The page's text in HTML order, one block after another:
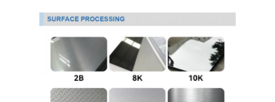
Kopermateriaal
PPGI Gegalvaniseerde Staalrol